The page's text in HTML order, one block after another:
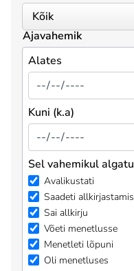
Ajavahemik
Alates
Kuni (k.a)
Sel vahemikul
Avalikustati
Saadeti
Sai allkirju
Võeti menetlusse
Menetleti lõpuni
Oli menetluses